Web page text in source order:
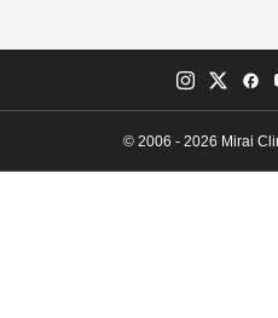
© 2006 - 2026 Mirai